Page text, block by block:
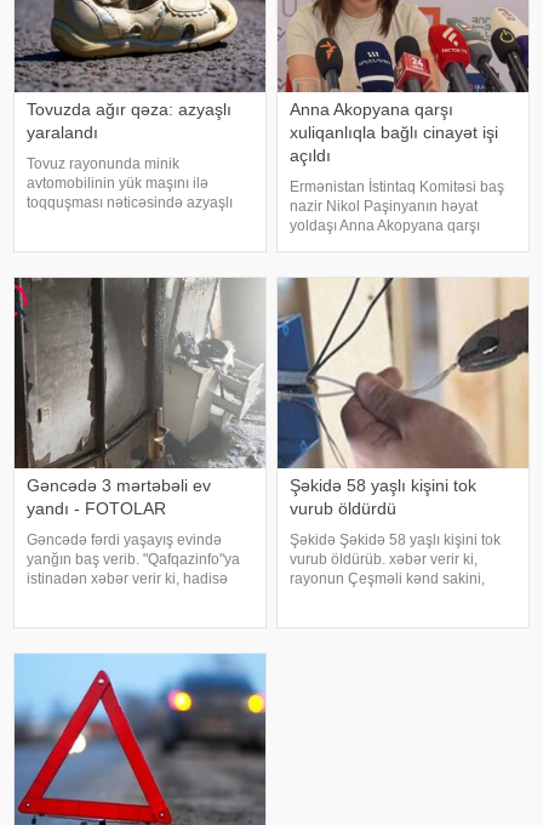
Tovuzda ağır qəza: azyaşlı
yaralandı
Tovuz rayonunda minik
avtomobilinin yük maşını ilə
toqquşması nəticəsində azyaşlı
VAZ-2107 markalı minik
avtomobili ZİL markal
Anna Akopyana qarşı
xuliqanlıqla bağlı cinayət işi
açıldı
Ermənistan İstintaq Komitəsi baş
nazir Nikol Paşinyanın həyat
yoldaşı Anna Akopyana qarşı
barədə TASS-a İstintaq
Komitəsinin mətbuat katibi Kima
Avdalya
Gəncədə 3 mərtəbəli ev
yandı - FOTOLAR
Gəncədə fərdi yaşayış evində
yanğın baş verib. "Qafqazinfo"ya
istinadən xəbər verir ki, hadisə
Yanğının söndürülməsi üçün
Şəkidə 58 yaşlı kişini tok
vurub öldürdü
Şəkidə Şəkidə 58 yaşlı kişini tok
vurub öldürüb. xəbər verir ki,
rayonun Çeşməli kənd sakini,